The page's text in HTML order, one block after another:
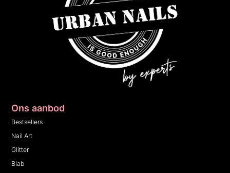
Ons aanbod
Bestsellers
Nail Art
Glitter
Biab